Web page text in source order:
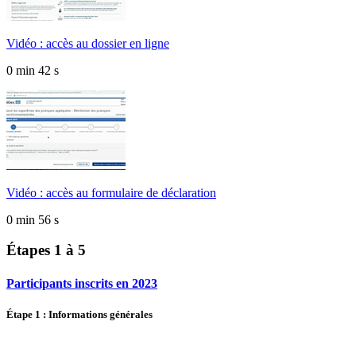
Vidéo : accès au dossier en ligne
0 min 42 s
Vidéo : accès au formulaire de déclaration
0 min 56 s
Étapes 1 à 5
Participants inscrits en 2023
Étape 1 : Informations générales